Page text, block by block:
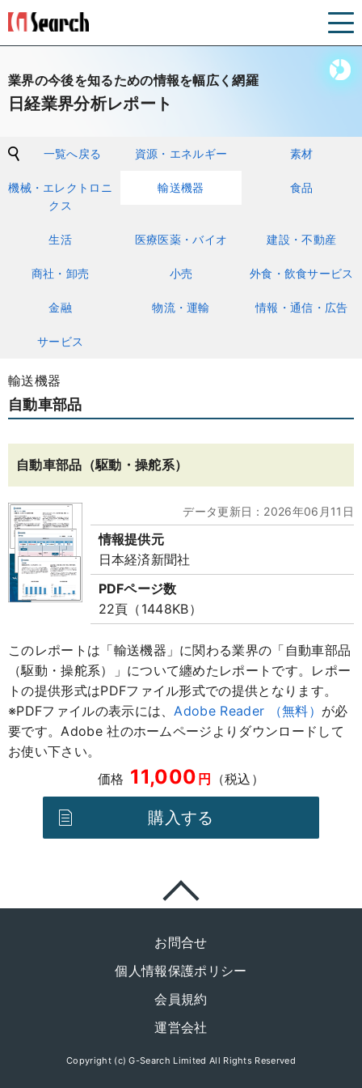
業界の今後を知るための情報を幅広く網羅
日経業界分析レポート
一覧へ戻る 資源・エネルギー 素材
機械・エレクトロニ
クス
輸送機器 食品
生活 医療医薬・バイオ 建設・不動産
商社・卸売 小売 外食・飲食サービス
金融 物流・運輸 情報・通信・広告
サービス
輸送機器
自動車部品
自動車部品（駆動・操舵系）
データ更新日：2026年06月11日
情報提供元
日本経済新聞社
PDFページ数
22頁（1448KB）
このレポートは「輸送機器」に関わる業界の「自動車部品
（駆動・操舵系）」について纏めたレポートです。レポー
トの提供形式はPDFファイル形式での提供となります。
※PDFファイルの表示には、 Adobe Reader （無料） が必
要です。Adobe 社のホームページよりダウンロードして
お使い下さい。
価格 11,000 円 （税込）
購入する
お問合せ
個人情報保護ポリシー
会員規約
運営会社
Copyright (c) G-Search Limited All Rights Reserved